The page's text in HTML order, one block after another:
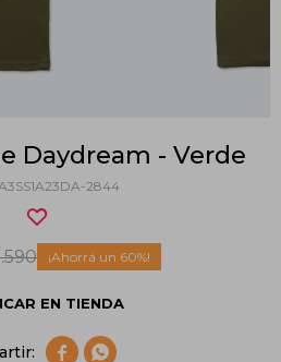
Daydream - Verde
2844
60
EN TIENDA
 